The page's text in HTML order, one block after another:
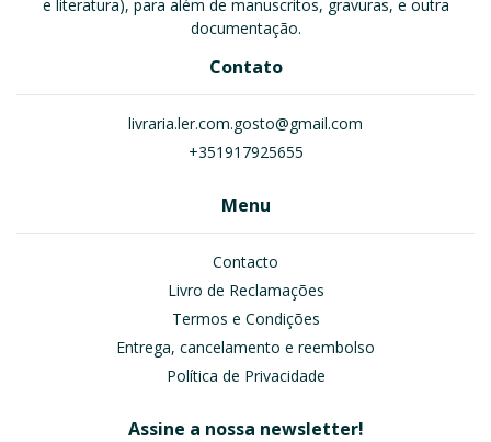
e literatura), para além de manuscritos, gravuras, e outra
documentação.
Contato
livraria.ler.com.gosto@gmail.com
+351917925655
Menu
Contacto
Livro de Reclamações
Termos e Condições
Entrega, cancelamento e reembolso
Política de Privacidade
Assine a nossa newsletter!